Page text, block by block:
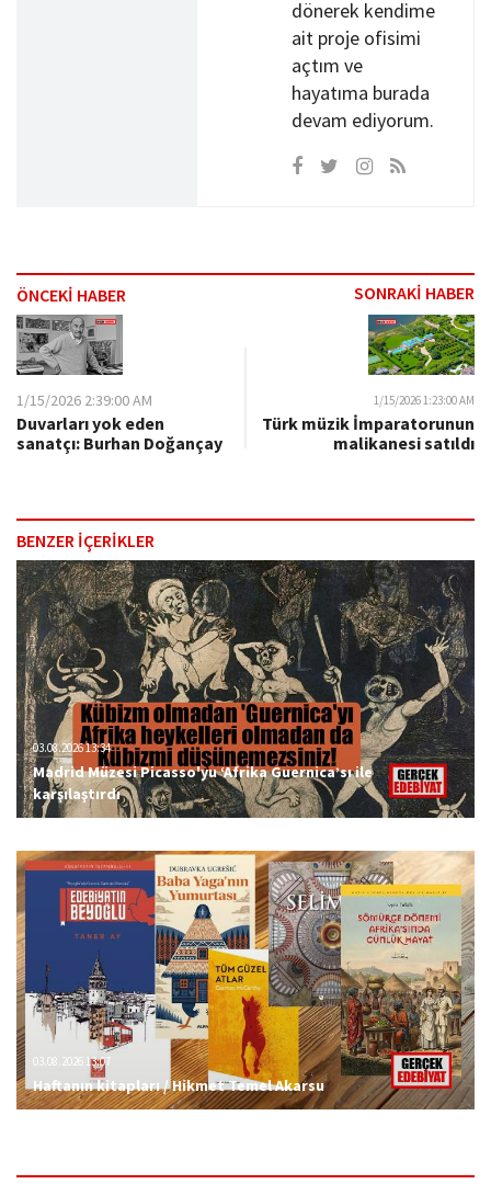
dönerek kendime
ait proje ofisimi
açtım ve
hayatıma burada
devam ediyorum.
ÖNCEKİ HABER SONRAKİ HABER
1/15/2026 2:39:00 AM
Duvarları yok eden
sanatçı: Burhan Doğançay
1/15/2026 1:23:00 AM
Türk müzik İmparatorunun
malikanesi satıldı
BENZER İÇERİKLER
03.08.2026 13:34
Madrid Müzesi Picasso'yu ‘Afrika Guernica’sı ile
karşılaştırdı
03.08.2026 13:07
Haftanın kitapları / Hikmet Temel Akarsu